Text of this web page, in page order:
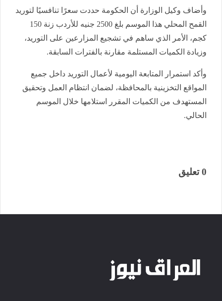
وأضاف وكيل الوزارة أن الحكومة حددت سعرًا تنافسيًا لتوريد
القمح المحلي هذا الموسم بلغ 2500 جنيه للأردب زنة 150
كجم، الأمر الذي ساهم في تشجيع المزارعين على التوريد،
وزيادة الكميات المستلمة مقارنة بالفترات السابقة.
وأكد استمرار المتابعة اليومية لأعمال التوريد داخل جميع
المواقع التخزينية بالمحافظة، لضمان انتظام العمل وتحقيق
المستهدف من الكميات المقرر استلامها خلال الموسم
الحالي.
0 تعليق